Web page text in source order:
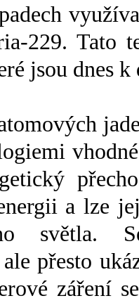
229. Tato
jsou dnes
a lze
světla.
přesto
záření